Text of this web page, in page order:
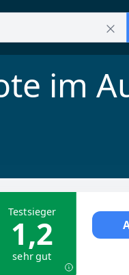
im
Testsieger
1,2
sehr gut